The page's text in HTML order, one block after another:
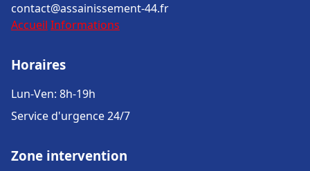
contact@assainissement-44.fr
Accueil Informations
Horaires
Lun-Ven: 8h-19h
Service d'urgence 24/7
Zone intervention